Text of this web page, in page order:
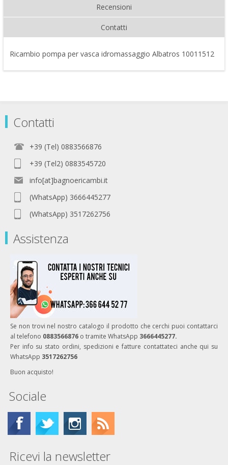
Recensioni
Contatti
Ricambio pompa per vasca idromassaggio Albatros 10011512
Contatti
+39 (Tel) 0883566876
+39 (Tel2) 0883545720
info[at]bagnoericambi.it
(WhatsApp) 3666445277
(WhatsApp) 3517262756
Assistenza
Se non trovi nel nostro catalogo il prodotto che cerchi puoi contattarci
al telefono 0883566876 o tramite WhatsApp 3666445277.
Per info su stato ordini, spedizioni e fatture contattateci anche qui su
WhatsApp 3517262756
Buon acquisto!
Sociale
Ricevi la newsletter